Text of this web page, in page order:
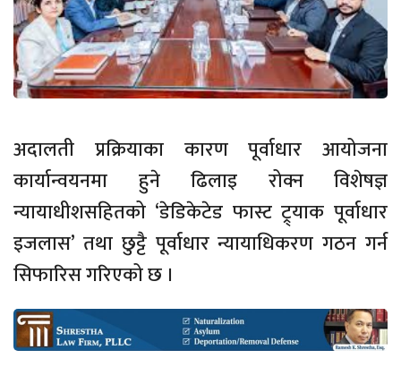
अदालती प्रक्रियाका कारण पूर्वाधार आयोजना
कार्यान्वयनमा हुने ढिलाइ रोक्न विशेषज्ञ
न्यायाधीशसहितको ‘डेडिकेटेड फास्ट ट्र्याक पूर्वाधार
इजलास’ तथा छुट्टै पूर्वाधार न्यायाधिकरण गठन गर्न
सिफारिस गरिएको छ ।